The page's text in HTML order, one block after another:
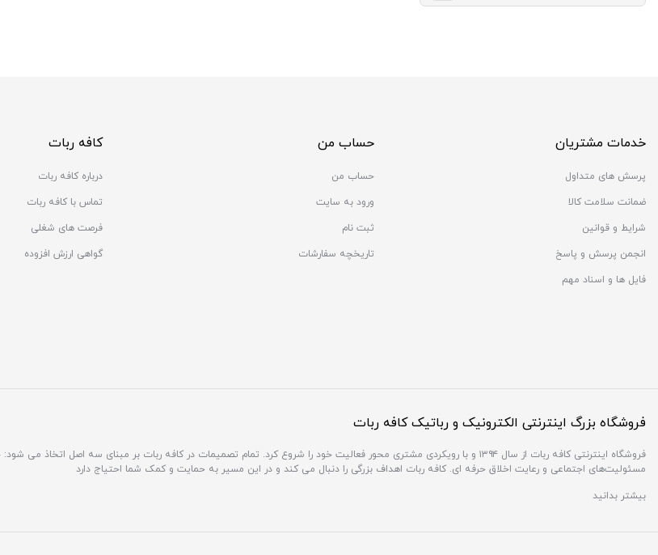
خدمات مشتریان
پرسش های متداول
ضمانت سلامت کالا
شرایط و قوانین
انجمن پرسش و پاسخ
فایل ها و اسناد مهم
حساب من
حساب من
ورود به سایت
ثبت نام
تاریخچه سفارشات
کافه ربات
درباره کافه ربات
تماس با کافه ربات
فرصت های شغلی
گواهی ارزش افزوده
فروشگاه بزرگ اینترنتی الکترونیک و رباتیک کافه ربات
فروشگاه اینترنتی کافه ربات از سال ۱۳۹۴ و با رویکردی مشتری محور فعالیت خود را شروع کرد. تمام تصمیمات در کافه ربات بر مبنای سه اصل
مسئولیت‌های اجتماعی و رعایت اخلاق حرفه ای. کافه ربات اهداف بزرگی را دنبال می کند و در این مسیر به حمایت و کمک شما احتیاج دارد
بیشتر بدانید